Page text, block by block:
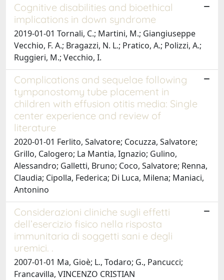
Cognitive disabilities and bioethical
implications in down syndrome
2019-01-01 Tornali, C.; Martini, M.; Giangiuseppe
Vecchio, F. A.; Bragazzi, N. L.; Pratico, A.; Polizzi, A.;
Ruggieri, M.; Vecchio, I.
Complications and sequelae following
tympanostomy tube placement in
children with effusion otitis media: Single
center experience and review of
literature
2020-01-01 Ferlito, Salvatore; Cocuzza, Salvatore;
Grillo, Calogero; La Mantia, Ignazio; Gulino,
Alessandro; Galletti, Bruno; Coco, Salvatore; Renna,
Claudia; Cipolla, Federica; Di Luca, Milena; Maniaci,
Antonino
Considerazioni cliniche sugli effetti
dell’esercizio fisico nella risposta
immunitaria di soggetti sani e degli
uremici. .
2007-01-01 Ma, Gioè; L., Todaro; G., Pancucci;
Francavilla, VINCENZO CRISTIAN